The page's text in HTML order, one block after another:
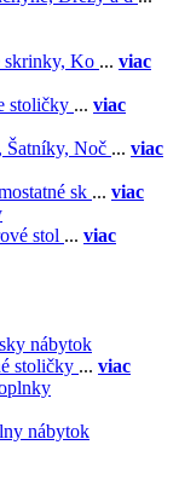
skrinky, Ko ... viac
stoličky ... viac
Šatníky, Noč ... viac
sk ... viac
stol ... viac
nábytok
stoličky ... viac
nábytok